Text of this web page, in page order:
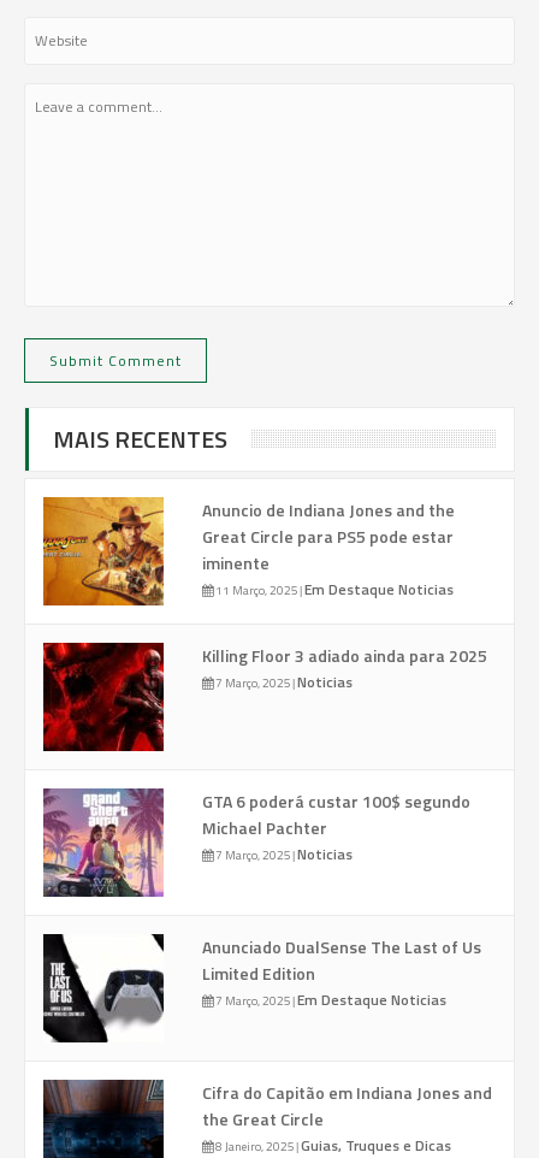
MAIS RECENTES
Anuncio de Indiana Jones and the
Great Circle para PS5 pode estar
iminente
11 Março, 2025|Em Destaque Noticias
Killing Floor 3 adiado ainda para 2025
7 Março, 2025|Noticias
GTA 6 poderá custar 100$ segundo
Michael Pachter
7 Março, 2025|Noticias
Anunciado DualSense The Last of Us
Limited Edition
7 Março, 2025|Em Destaque Noticias
Cifra do Capitão em Indiana Jones and
the Great Circle
8 Janeiro, 2025|Guias, Truques e Dicas